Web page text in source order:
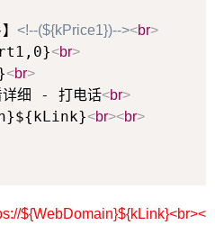
<!--(${kPrice1})--><br>
<br>
<br>
详细 - 打电话<br>
<br><br>
${WebDomain}${kLink}<br><